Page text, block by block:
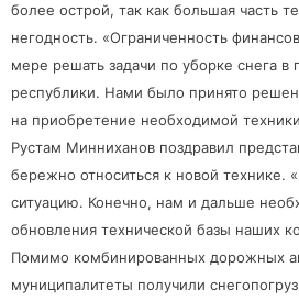
более острой, так как большая часть
негодность. «Ограниченность
мере решать задачи по уборке снега в
республики. Нами было принято
на приобретение необходимой
Рустам Минниханов поздравил
бережно относиться к новой технике.
ситуацию. Конечно, нам и дальше
обновления технической базы наших
Помимо комбинированных дорожных
муниципалитеты получили